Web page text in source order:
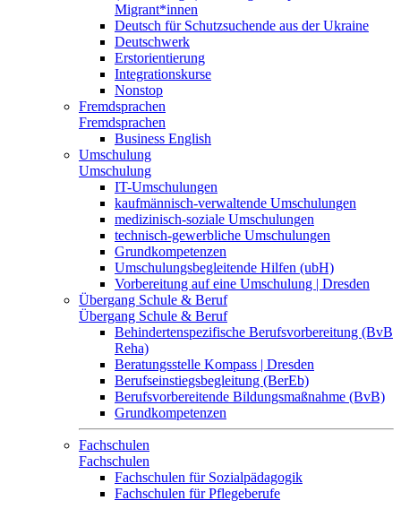
Migrant*innen
Deutsch für Schutzsuchende aus der Ukraine
Deutschwerk
Erstorientierung
Integrationskurse
Nonstop
Fremdsprachen
Fremdsprachen
Business English
Umschulung
Umschulung
IT-Umschulungen
kaufmännisch-verwaltende Umschulungen
medizinisch-soziale Umschulungen
technisch-gewerbliche Umschulungen
Grundkompetenzen
Umschulungsbegleitende Hilfen (ubH)
Vorbereitung auf eine Umschulung | Dresden
Übergang Schule & Beruf
Übergang Schule & Beruf
Behindertenspezifische Berufsvorbereitung (BvB
Reha)
Beratungsstelle Kompass | Dresden
Berufseinstiegsbegleitung (BerEb)
Berufsvorbereitende Bildungsmaßnahme (BvB)
Grundkompetenzen
Fachschulen
Fachschulen
Fachschulen für Sozialpädagogik
Fachschulen für Pflegeberufe